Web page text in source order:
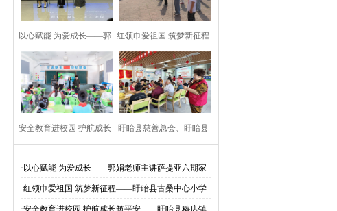
以心赋能 为爱成长——郭
娟老师主讲萨提亚六期家
长工作坊圆满落幕
红领巾爱祖国 筑梦新征程
——盱眙县古桑中心小学
举行2026年一年级新队
安全教育进校园 护航成长
关工委安全教育活动走进
盱眙县慈善总会、盱眙县
工委开展慈善"隔
· 以心赋能 为爱成长——郭娟老师主讲萨提亚六期家
长工作坊圆满落幕
·红领巾爱祖国 筑梦新征程——盱眙县古桑中心小学
举行2026年一年级新队员入队仪式
·安全教育进校园 护航成长筑平安——盱眙县穆店镇